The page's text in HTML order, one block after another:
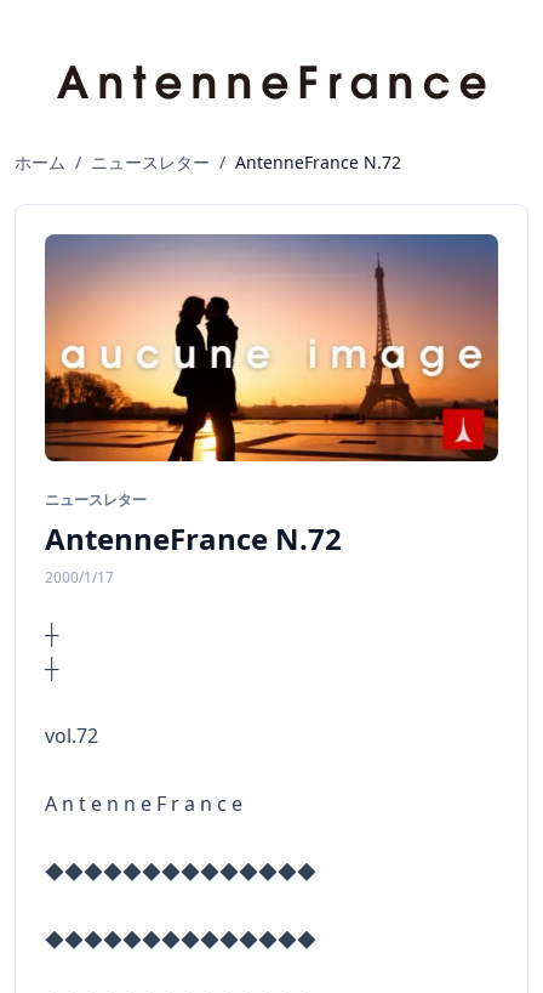
ホーム / ニュースレター / AntenneFrance N.72
ニュースレター
AntenneFrance N.72
2000/1/17
┼
vol.72
A n t e n n e F r a n c e
◆◆◆◆◆◆◆◆◆◆◆◆◆◆
◆◆◆◆◆◆◆◆◆◆◆◆◆◆